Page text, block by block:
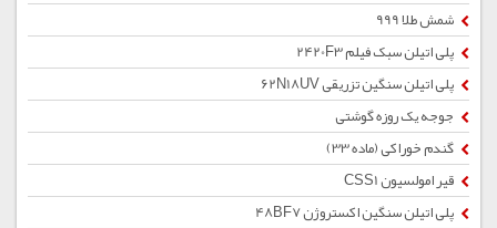
شمش طلا 999
پلی اتیلن سبک فیلم 2420F3
پلی اتیلن سنگین تزریقی 62N18UV
جوجه یک روزه گوشتی
گندم خوراکی (ماده 33)
قیر امولسیون CSS1
پلی اتیلن سنگین اکستروژن 48BF7